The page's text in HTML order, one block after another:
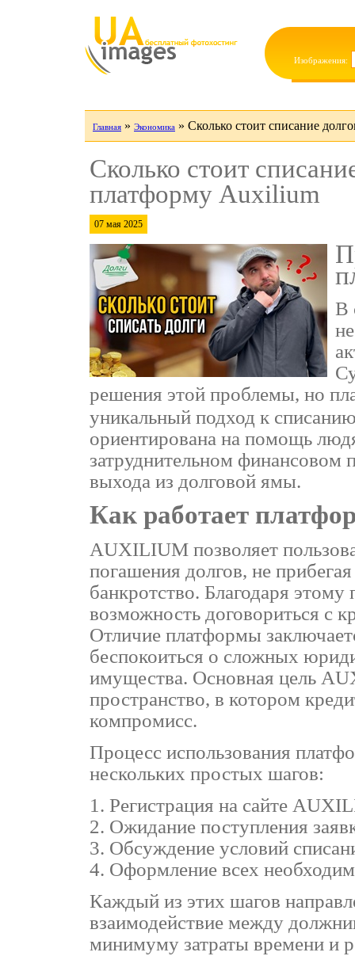
Изображения:
Главная » Экономика » Сколько стоит списание
Сколько стоит
платформу Auxilium
07 мая 2025
В
решения этой проблемы, но
уникальный подход к
ориентирована на помощь
затруднительном
выхода из долговой ямы.
Как работает
AUXILIUM позволяет
погашения долгов, не
банкротство. Благодаря
возможность договориться с
Отличие платформы
беспокоиться о сложных
имущества. Основная цель
пространство, в котором
компромисс.
Процесс использования
нескольких простых шагов:
Регистрация на сайте
Ожидание поступления
Обсуждение условий
Оформление всех
Каждый из этих шагов
взаимодействие между
минимуму затраты времени и